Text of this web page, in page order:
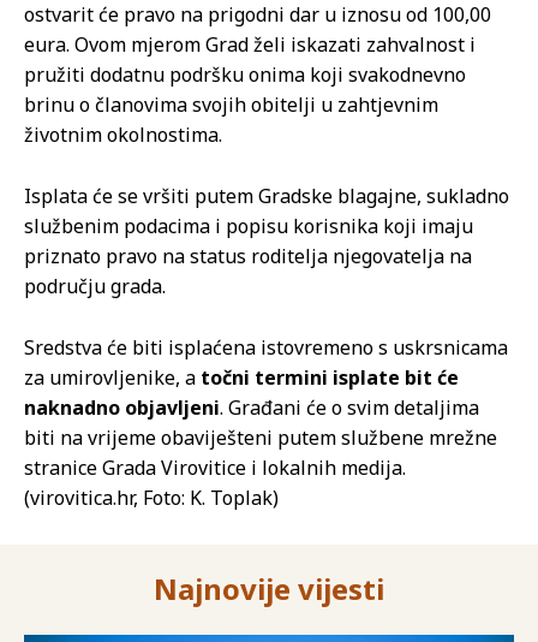
ostvarit će pravo na prigodni dar u iznosu od 100,00
eura. Ovom mjerom Grad želi iskazati zahvalnost i
pružiti dodatnu podršku onima koji svakodnevno
brinu o članovima svojih obitelji u zahtjevnim
životnim okolnostima.
Isplata će se vršiti putem Gradske blagajne, sukladno
službenim podacima i popisu korisnika koji imaju
priznato pravo na status roditelja njegovatelja na
području grada.
Sredstva će biti isplaćena istovremeno s uskrsnicama
za umirovljenike, a točni termini isplate bit će
naknadno objavljeni. Građani će o svim detaljima
biti na vrijeme obaviješteni putem službene mrežne
stranice Grada Virovitice i lokalnih medija.
(virovitica.hr, Foto: K. Toplak)
Najnovije vijesti